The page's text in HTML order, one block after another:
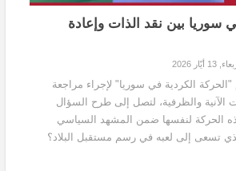
سوريا بين نقد الذات وإعادة
13 أيّار 2026
"الحركة الكردية في سوريا" لإجراء مراجعة
الآنية والظرفية، لتصل إلى طرح السؤال
الحركة لنفسها ضمن المشهد السياسي
تسعى إلى لعبه في رسم مستقبل البلاد؟